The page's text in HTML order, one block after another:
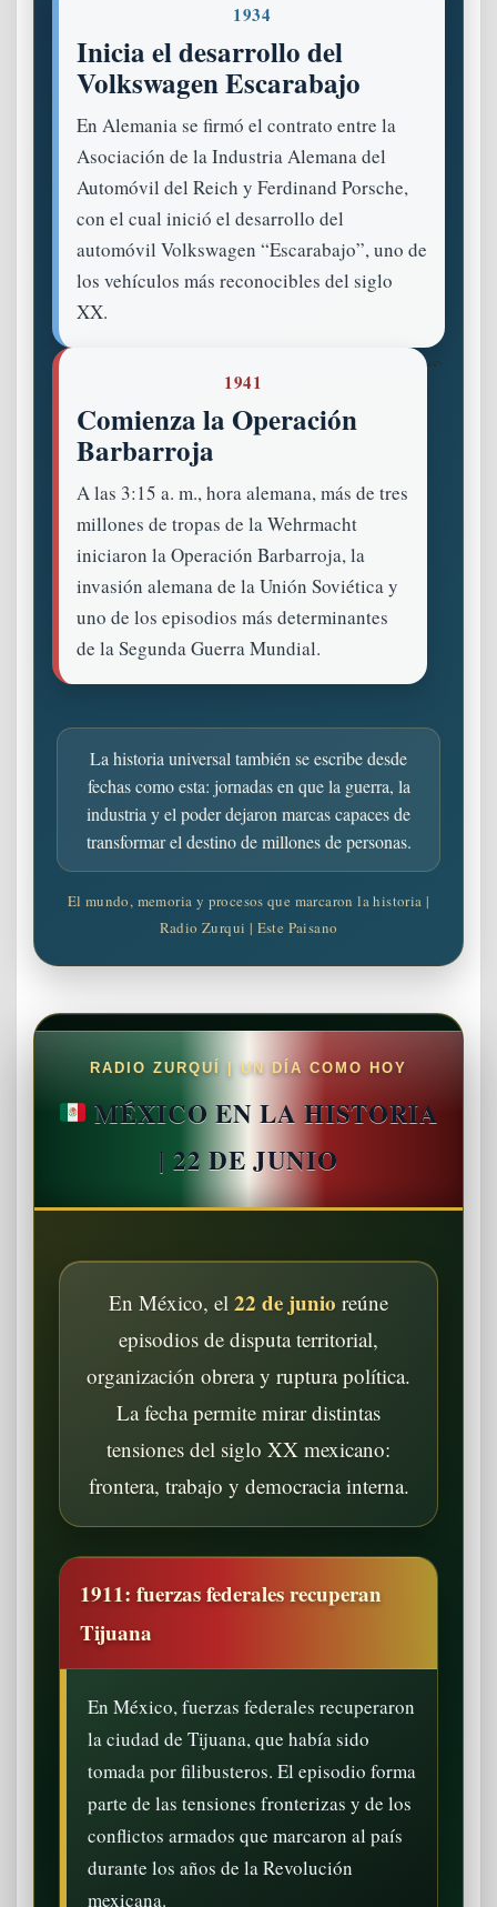
1934
Inicia el desarrollo del
Volkswagen Escarabajo
En Alemania se firmó el contrato entre la
Asociación de la Industria Alemana del
Automóvil del Reich y Ferdinand Porsche,
con el cual inició el desarrollo del
automóvil Volkswagen “Escarabajo”, uno de
los vehículos más reconocibles del siglo
XX.
1941
Comienza la Operación
Barbarroja
A las 3:15 a. m., hora alemana, más de tres
millones de tropas de la Wehrmacht
iniciaron la Operación Barbarroja, la
invasión alemana de la Unión Soviética y
uno de los episodios más determinantes
de la Segunda Guerra Mundial.
“`
La historia universal también se escribe desde
fechas como esta: jornadas en que la guerra, la
industria y el poder dejaron marcas capaces de
transformar el destino de millones de personas.
El mundo, memoria y procesos que marcaron la historia |
Radio Zurqui | Este Paisano
RADIO ZURQUÍ | UN DÍA COMO HOY
MÉXICO EN LA HISTORIA
| 22 DE JUNIO
En México, el 22 de junio reúne
episodios de disputa territorial,
organización obrera y ruptura política.
La fecha permite mirar distintas
tensiones del siglo XX mexicano:
frontera, trabajo y democracia interna.
1911: fuerzas federales recuperan
Tijuana
En México, fuerzas federales recuperaron
la ciudad de Tijuana, que había sido
tomada por filibusteros. El episodio forma
parte de las tensiones fronterizas y de los
conflictos armados que marcaron al país
durante los años de la Revolución
mexicana.